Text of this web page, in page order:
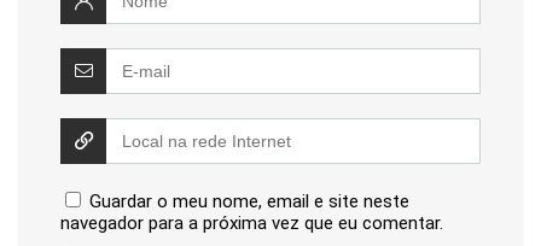
Guardar o meu nome, email e site neste
navegador para a próxima vez que eu comentar.